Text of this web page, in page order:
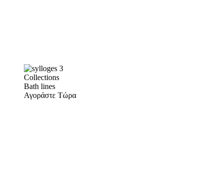
Collections
Bath lines
Αγοράστε Τώρα